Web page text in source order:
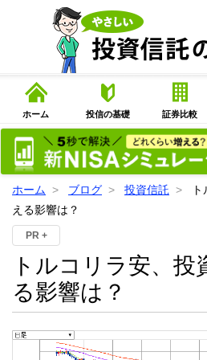
ホーム 投信の基礎 証券比較
ホーム ブログ 投資信託
える影響は？
PR +
トルコリラ安、投
る影響は？